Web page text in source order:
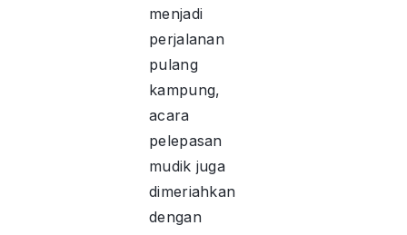
menjadi
perjalanan
pulang
kampung,
acara
pelepasan
mudik juga
dimeriahkan
dengan